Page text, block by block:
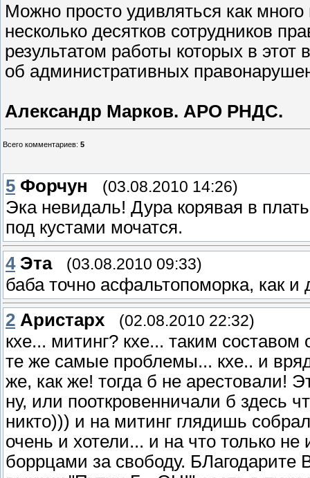
Можно просто удивляться как
несколько десятков сотрудников
результатом работы которых в этот
об административных
Александр Марков. АРО РНДС.
Всего комментариев: 5
5 Форчун (03.08.2010 14:26)
Эка невидаль! Дура корявая в
под кустами мочатся.
4 Эта (03.08.2010 09:33)
баба точно асфальтопоморка, как и
2 Аристарх (02.08.2010 22:32)
кхе... митинг? кхе... таким
те же самые проблемы... кхе.. и
же, как же! тогда б не арестовали!
ну, или пооткровенничали б здесь
никто))) и на митинг глядишь
очень и хотели... и на что только
боррцами за свободу.